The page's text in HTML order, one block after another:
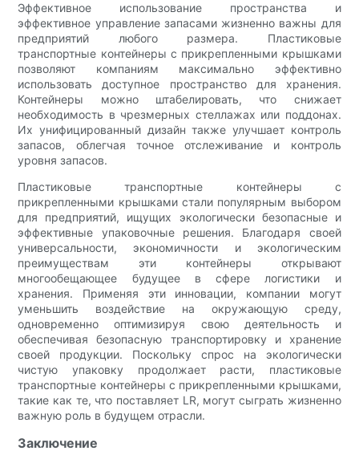
Эффективное использование пространства и
эффективное управление запасами жизненно важны для
предприятий любого размера. Пластиковые
транспортные контейнеры с прикрепленными крышками
позволяют компаниям максимально эффективно
использовать доступное пространство для хранения.
Контейнеры можно штабелировать, что снижает
необходимость в чрезмерных стеллажах или поддонах.
Их унифицированный дизайн также улучшает контроль
запасов, облегчая точное отслеживание и контроль
уровня запасов.
Пластиковые транспортные контейнеры с
прикрепленными крышками стали популярным выбором
для предприятий, ищущих экологически безопасные и
эффективные упаковочные решения. Благодаря своей
универсальности, экономичности и экологическим
преимуществам эти контейнеры открывают
многообещающее будущее в сфере логистики и
хранения. Применяя эти инновации, компании могут
уменьшить воздействие на окружающую среду,
одновременно оптимизируя свою деятельность и
обеспечивая безопасную транспортировку и хранение
своей продукции. Поскольку спрос на экологически
чистую упаковку продолжает расти, пластиковые
транспортные контейнеры с прикрепленными крышками,
такие как те, что поставляет LR, могут сыграть жизненно
важную роль в будущем отрасли.
Заключение